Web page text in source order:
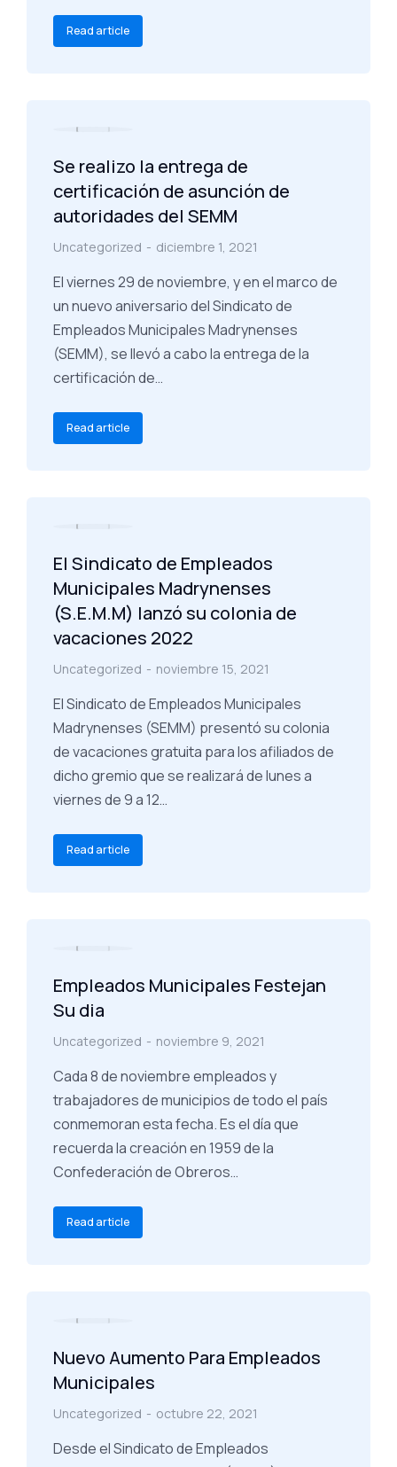
Read article
Se realizo la entrega de
certificación de asunción de
autoridades del SEMM
Uncategorized diciembre 1, 2021
El viernes 29 de noviembre, y en el marco de
un nuevo aniversario del Sindicato de
Empleados Municipales Madrynenses
(SEMM), se llevó a cabo la entrega de la
certificación de…
Read article
El Sindicato de Empleados
Municipales Madrynenses
(S.E.M.M) lanzó su colonia de
vacaciones 2022
Uncategorized noviembre 15, 2021
El Sindicato de Empleados Municipales
Madrynenses (SEMM) presentó su colonia
de vacaciones gratuita para los afiliados de
dicho gremio que se realizará de lunes a
viernes de 9 a 12…
Read article
Empleados Municipales Festejan
Su dia
Uncategorized noviembre 9, 2021
Cada 8 de noviembre empleados y
trabajadores de municipios de todo el país
conmemoran esta fecha. Es el día que
recuerda la creación en 1959 de la
Confederación de Obreros…
Read article
Nuevo Aumento Para Empleados
Municipales
Uncategorized octubre 22, 2021
Desde el Sindicato de Empleados